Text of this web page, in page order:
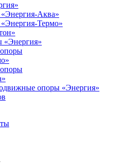
Аква»
Термо»
опоры «Энергия»